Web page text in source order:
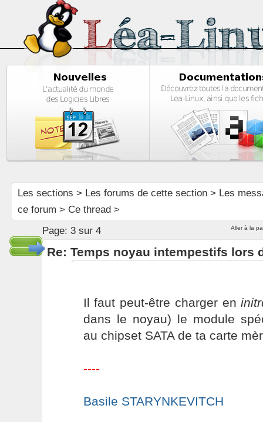
Les sections > Les forums de cette section> Les
ce forum > Ce thread >
Aller à la
Page: 3 sur 4
Re: Temps noyau intempestifs lors
Il faut peut-être charger en
dans le noyau) le module
au chipset SATA de ta carte
----
Basile STARYNKEVITCH